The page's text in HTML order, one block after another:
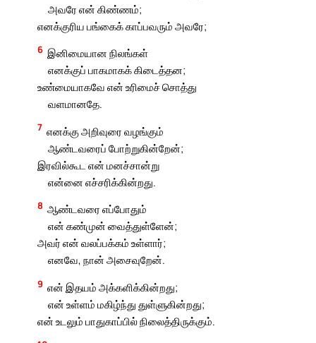
அவரே என் கிண்ணம்;
எனக்குரிய பங்கைக் காப்பவரும் அவரே;
6 இனிமையான நிலங்கள்
எனக்குப் பாகமாகக் கிடைத்தன;
உண்மையாகவே என் உரிமைச் சொத்து
வளமானதே.
7 எனக்கு அறிவுரை வழங்கும்
ஆண்டவரைப் போற்றுகின்றேன்;
இரவில்கூட என் மனச்சான்று
என்னை எச்சரிக்கின்றது.
8 ஆண்டவரை எப்போதும்
என் கண்முன் வைத்துள்ளேன்;
அவர் என் வலப்பக்கம் உள்ளார்;
எனவே, நான் அசைவுறேன்.
9 என் இதயம் அக்களிக்கின்றது;
என் உள்ளம் மகிழ்ந்து துள்ளுகின்றது;
என் உடலும் பாதுகாப்பில் நிலைத்திருக்கும்.